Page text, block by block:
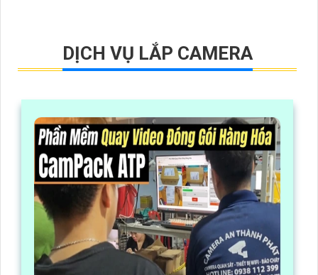
DỊCH VỤ LẮP CAMERA